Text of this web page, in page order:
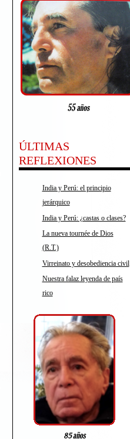
ÚLTIMAS
REFLEXIONES
India y Perú: el principio
jerárquico
India y Perú: ¿castas o clases?
La nueva tournée de Dios
(R.T.)
Virreinato y desobediencia civil
Nuestra falaz leyenda de país
rico